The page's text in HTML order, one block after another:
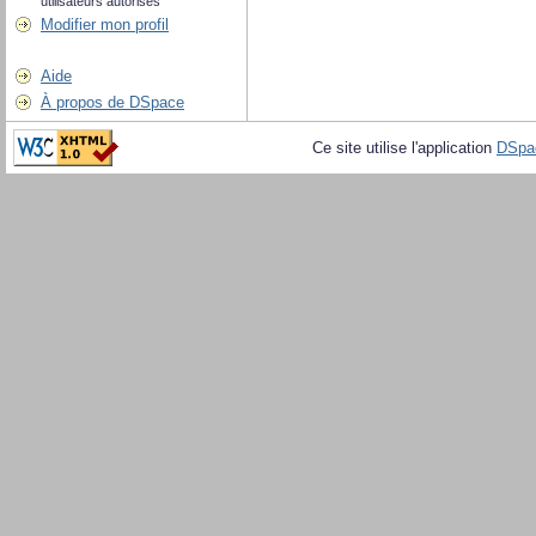
Modifier mon profil
Aide
À propos de DSpace
Ce site utilise l'application